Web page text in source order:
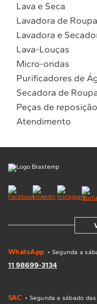
Lava e Seca
Lavadora de
Lavadora e
Lava-Louças
Micro-ondas
Purificadores de
Secadora de
Peças de reposição
Atendimento
WhatsApp • Segunda a
11 98699-3134
SAC • Segunda a sábado